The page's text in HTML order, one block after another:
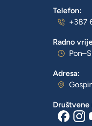
Telefon:
+387
Radno
Adresa:
Društvene